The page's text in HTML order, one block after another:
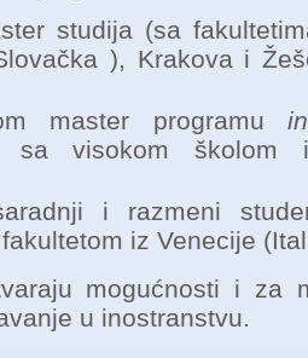
studija (sa
), Krakova i
master programu
visokom školom
i razmeni
iz Venecije
mogućnosti i za
u inostranstvu.